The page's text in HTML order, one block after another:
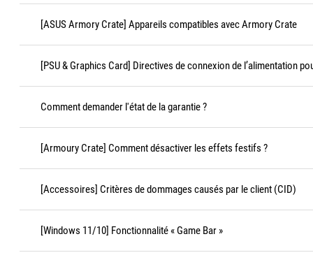
[ASUS Armory Crate] Appareils compatibles avec Armory Crate
[PSU & Graphics Card] Directives de connexion de l’alimentation
Comment demander l'état de la garantie ?
[Armoury Crate] Comment désactiver les effets festifs ?
[Accessoires] Critères de dommages causés par le client (CID)
[Windows 11/10] Fonctionnalité « Game Bar »